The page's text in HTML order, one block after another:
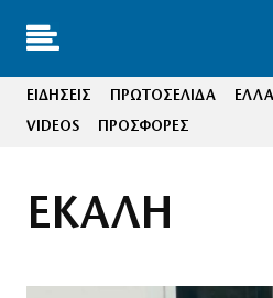
ΕΙΔΗΣΕΙΣ ΠΡΩΤΟΣΕΛΙΔΑ
VIDEOS
ΠΡΟΣΦΟΡΕΣ
ΕΚΑΛΗ